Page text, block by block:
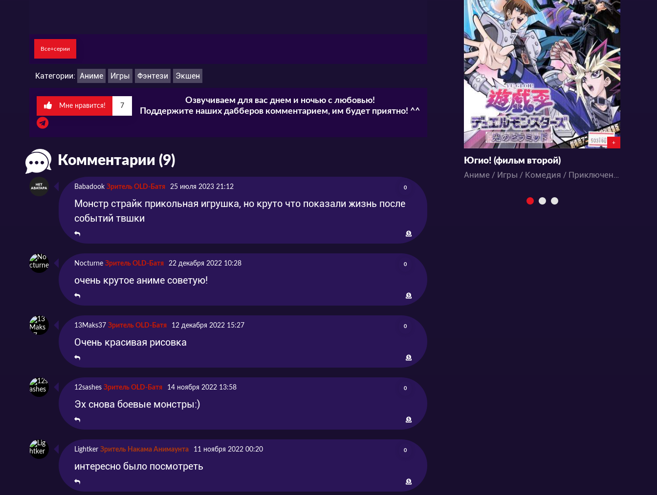
Все+серии
Категории: Аниме Игры Фэнтези Экшен
Мне нравится! 7
Озвучиваем для вас днем и ночью с любовью!
Поддержите наших дабберов комментарием, им будет приятно! ^^
Комментарии (9)
Babadook Зритель OLD-Батя 25 июля 2023 21:12 0
Монстр страйк прикольная игрушка, но круто что показали жизнь после
событий твшки
Nocturne Зритель OLD-Батя 22 декабря 2022 10:28 0
очень крутое аниме советую!
13Maks37 Зритель OLD-Батя 12 декабря 2022 15:27 0
Очень красивая рисовка
12sashes Зритель OLD-Батя 14 ноября 2022 13:58 0
Эх снова боевые монстры:)
Lightker Зритель Накама Анимаунта 11 ноября 2022 00:20 0
интересно было посмотреть
+
Югио! (фильм второй)
Аниме / Игры / Комедия / Приключения / Фэнтези